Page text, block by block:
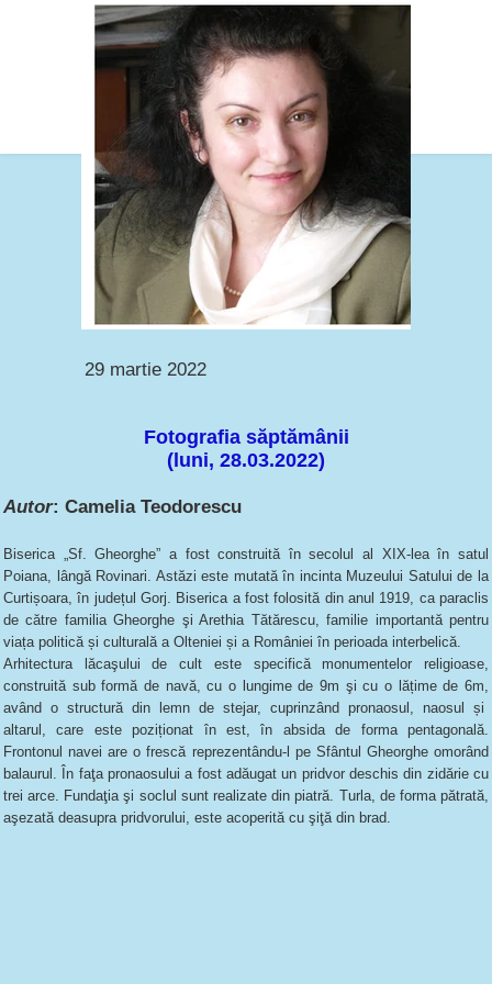
29 martie 2022
Fotografia săptămânii
(luni, 28.03.2022)
Autor: Camelia Teodorescu
Biserica „Sf. Gheorghe” a fost construită în secolul al XIX-lea în satul
Poiana, lângă Rovinari. Astăzi este mutată în incinta Muzeului Satului de la
Curtișoara, în județul Gorj. Biserica a fost folosită din anul 1919, ca paraclis
de către familia Gheorghe şi Arethia Tătărescu, familie importantă pentru
viața politică și culturală a Olteniei și a României în perioada interbelică.
Arhitectura lăcaşului de cult este specifică monumentelor religioase,
construită sub formă de navă, cu o lungime de 9m şi cu o lățime de 6m,
având o structură din lemn de stejar, cuprinzând pronaosul, naosul și
altarul, care este poziționat în est, în absida de forma pentagonală.
Frontonul navei are o frescă reprezentându-l pe Sfântul Gheorghe omorând
balaurul. În faţa pronaosului a fost adăugat un pridvor deschis din zidărie cu
trei arce. Fundaţia şi soclul sunt realizate din piatră. Turla, de forma pătrată,
aşezată deasupra pridvorului, este acoperită cu şiţă din brad.